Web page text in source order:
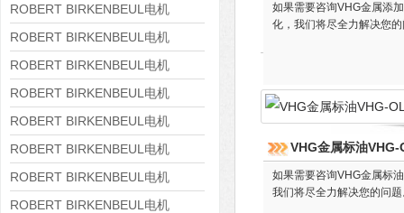
ROBERT BIRKENBEUL电机
8APE225M-4-IE3
ROBERT BIRKENBEUL电机
8APE180L-4 IE3
ROBERT BIRKENBEUL电机
8APE160M-6 IE3
ROBERT BIRKENBEUL电机
8APE160L-4-IE3
ROBERT BIRKENBEUL电机
8APE112M-6K-IE3
ROBERT BIRKENBEUL电机
8APE100L-2 IE3
ROBERT BIRKENBEUL电机
8APE90S-4 IE3
ROBERT BIRKENBEUL电机
如果需要咨询VHG金属添
化，我们将尽全力解决您
VHG金属标油
如果需要咨询VHG金属标
我们将尽全力解决您的问题